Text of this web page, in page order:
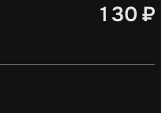
130 ₽